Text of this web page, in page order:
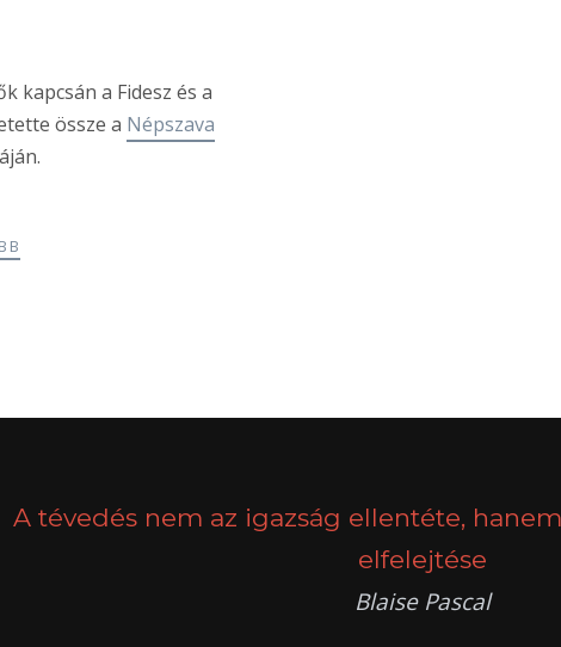
kapcsán a Fidesz és a
össze a Népszava
A tévedés nem az igazság ellentéte,
elfelejtése
Blaise Pascal